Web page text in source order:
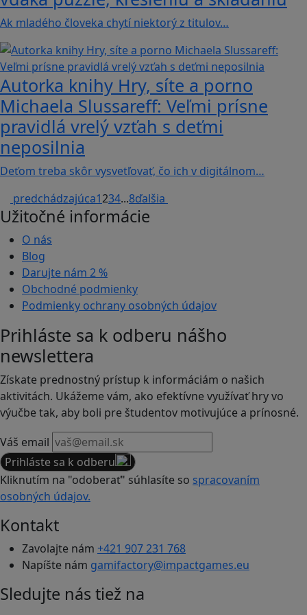
Ak mladého človeka chytí niektorý z titulov…
Autorka knihy Hry, síte a porno
Michaela Slussareff: Veľmi prísne
pravidlá vrelý vzťah s deťmi
neposilnia
Deťom treba skôr vysvetľovať, čo ich v digitálnom…
predchádzajúca1234...8ďalšia
Užitočné informácie
O nás
Blog
Darujte nám 2 %
Obchodné podmienky
Podmienky ochrany osobných údajov
Prihláste sa k odberu nášho
newslettera
Získate prednostný prístup k informáciám o našich
aktivitách. Ukážeme vám, ako efektívne využívať hry vo
výučbe tak, aby boli pre študentov motivujúce a prínosné.
Váš email
Prihláste sa k odberu
Kliknutím na "odoberať" súhlasíte so spracovaním
osobných údajov.
Kontakt
Zavolajte nám +421 907 231 768
Napíšte nám gamifactory@impactgames.eu
Sledujte nás tiež na